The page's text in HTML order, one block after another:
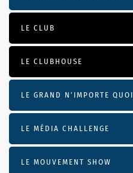
LE CLUB
LE CLUBHOUSE
LE GRAND N’IMPORTE QUOI
LE MÉDIA CHALLENGE
LE MOUVEMENT SHOW